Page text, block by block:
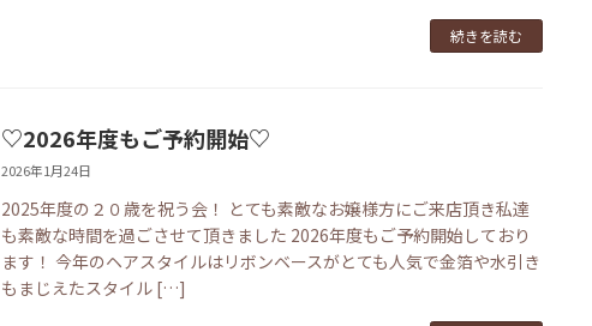
続きを読む
♡2026年度もご予約開始♡
2026年1月24日
2025年度の２０歳を祝う会！ とても素敵なお嬢様方にご来店頂き私達
も素敵な時間を過ごさせて頂きました 2026年度もご予約開始しており
ます！ 今年のヘアスタイルはリボンベースがとても人気で金箔や水引き
もまじえたスタイル […]